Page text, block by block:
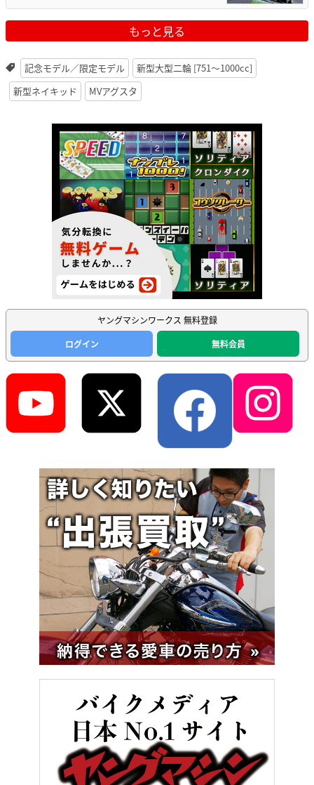
もっと見る
記念モデル／限定モデル
新型大型二輪 [751〜1000cc]
新型ネイキッド
MVアグスタ
ヤングマシンワークス 無料登録
ログイン
無料会員